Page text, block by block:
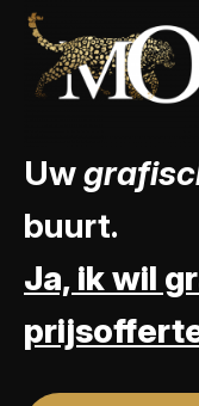
Uw
buurt.
Ja, ik wil